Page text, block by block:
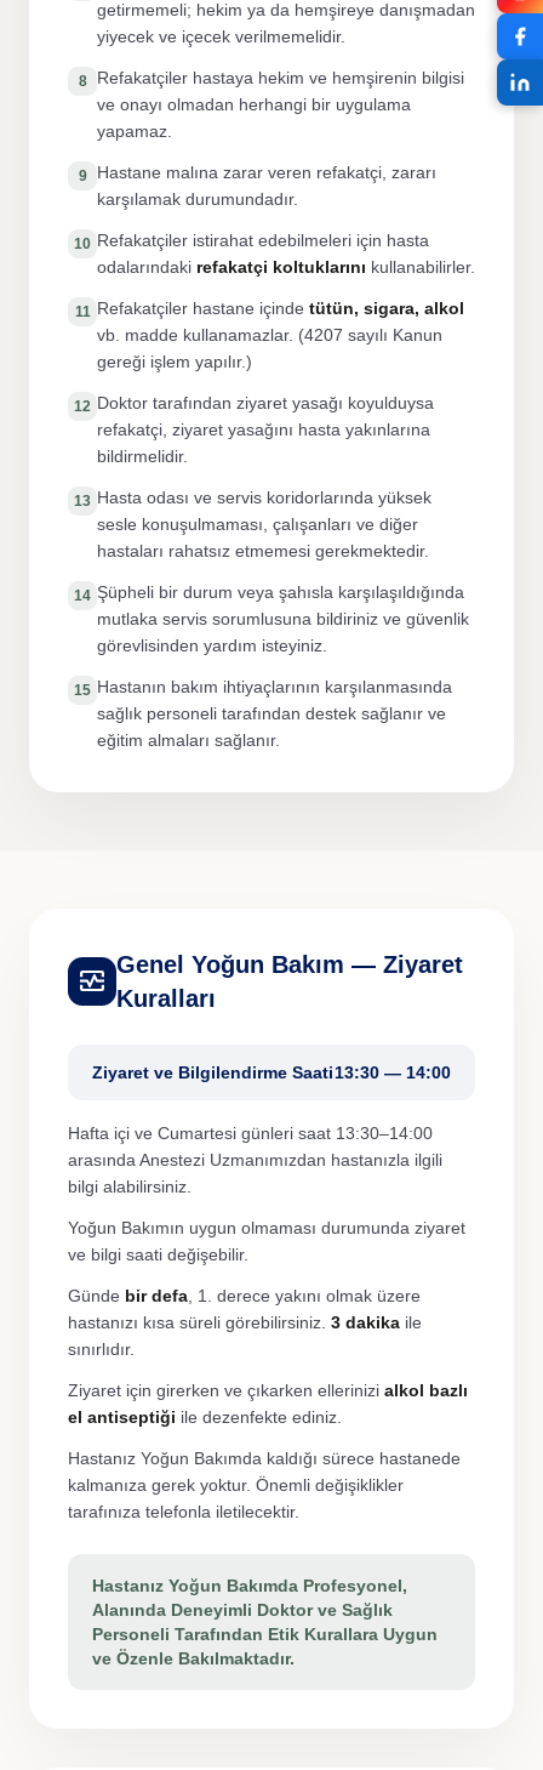
getirmemeli; hekim ya da hemşireye danışmadan
yiyecek ve içecek verilmemelidir.
8
Refakatçiler hastaya hekim ve hemşirenin bilgisi
ve onayı olmadan herhangi bir uygulama
yapamaz.
9
Hastane malına zarar veren refakatçi, zararı
karşılamak durumundadır.
10 Refakatçiler istirahat edebilmeleri için hasta
odalarındaki refakatçi koltuklarını kullanabilirler.
11 Refakatçiler hastane içinde tütün, sigara, alkol
vb. madde kullanamazlar. (4207 sayılı Kanun
gereği işlem yapılır.)
12 Doktor tarafından ziyaret yasağı koyulduysa
refakatçi, ziyaret yasağını hasta yakınlarına
bildirmelidir.
13 Hasta odası ve servis koridorlarında yüksek
sesle konuşulmaması, çalışanları ve diğer
hastaları rahatsız etmemesi gerekmektedir.
14 Şüpheli bir durum veya şahısla karşılaşıldığında
mutlaka servis sorumlusuna bildiriniz ve güvenlik
görevlisinden yardım isteyiniz.
15 Hastanın bakım ihtiyaçlarının karşılanmasında
sağlık personeli tarafından destek sağlanır ve
eğitim almaları sağlanır.
monitor_heart Genel Yoğun Bakım — Ziyaret
Kuralları
Ziyaret ve Bilgilendirme Saati13:30 — 14:00
Hafta içi ve Cumartesi günleri saat 13:30–14:00
arasında Anestezi Uzmanımızdan hastanızla ilgili
bilgi alabilirsiniz.
Yoğun Bakımın uygun olmaması durumunda ziyaret
ve bilgi saati değişebilir.
Günde bir defa , 1. derece yakını olmak üzere
hastanızı kısa süreli görebilirsiniz. 3 dakika ile
sınırlıdır.
Ziyaret için girerken ve çıkarken ellerinizi alkol bazlı
el antiseptiği ile dezenfekte ediniz.
Hastanız Yoğun Bakımda kaldığı sürece hastanede
kalmanıza gerek yoktur. Önemli değişiklikler
tarafınıza telefonla iletilecektir.
Hastanız Yoğun Bakımda Profesyonel,
Alanında Deneyimli Doktor ve Sağlık
Personeli Tarafından Etik Kurallara Uygun
ve Özenle Bakılmaktadır.